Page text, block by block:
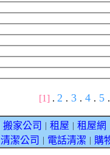
[1] . 2 . 3 . 4 . 5 .
搬家公司 租屋 租屋網
清潔公司 電話清潔 購